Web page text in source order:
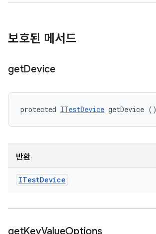
보호된 메서드
getDevice
protected ITestDevice getDevice ()
반환
ITestDevice
getKeyValueOptions